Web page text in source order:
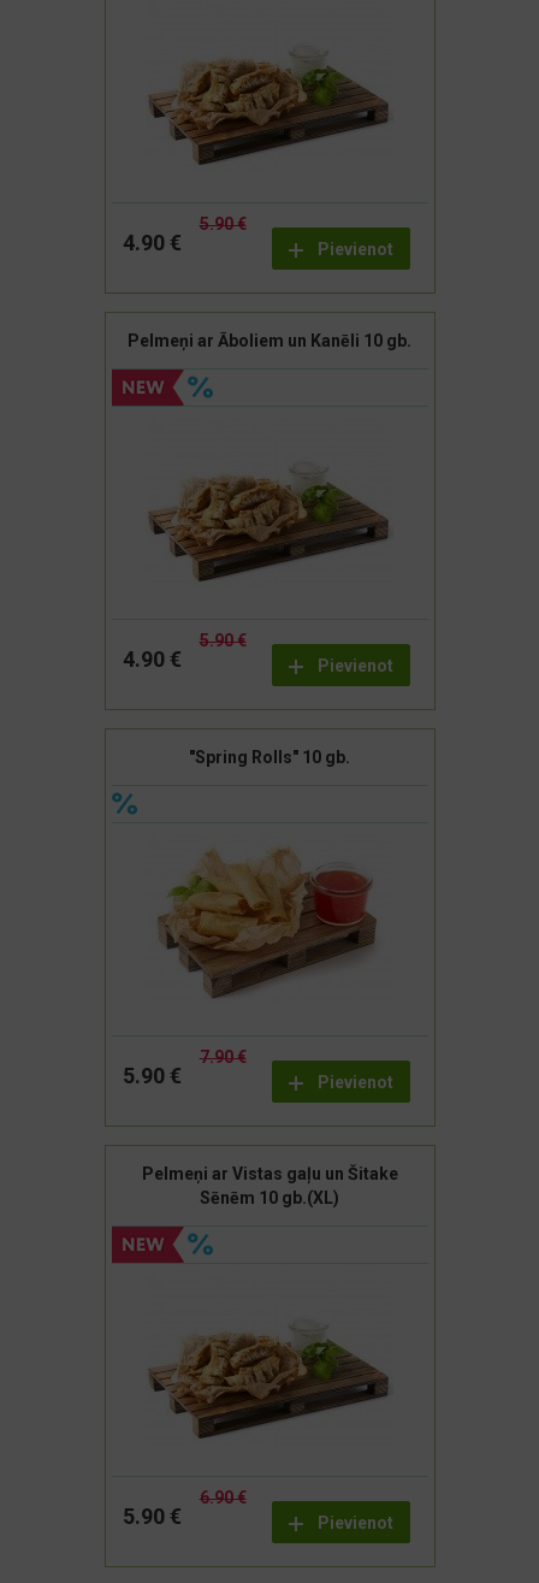
Pievienot
5.90 €
4.90 €
Pelmeņi ar Āboliem un Kanēli 10 gb.
Pievienot
5.90 €
4.90 €
"Spring Rolls" 10 gb.
Pievienot
7.90 €
5.90 €
Pelmeņi ar Vistas gaļu un Šitake
Sēnēm 10 gb.(XL)
Pievienot
6.90 €
5.90 €